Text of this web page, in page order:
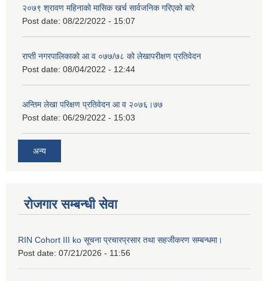
२०७९ श्रावण महिनाको मासिक खर्च सार्वजनिक गरिएको बारे
Post date: 08/22/2022 - 15:07
राप्ती नगरपालिकाको आ व ०७७/७८ को लेखापरीक्षण प्रतिवेदन
Post date: 08/04/2022 - 12:44
अन्तिम लेखा परिक्षण प्रतिवेदन आ व २०७६।७७
Post date: 06/29/2022 - 15:03
अन्य
रोजगार सम्बन्धी सेवा
RIN Cohort III ko सूचना प्रचारप्रसार तथा सहजीकरण सम्बन्धमा।
Post date: 07/21/2026 - 11:56